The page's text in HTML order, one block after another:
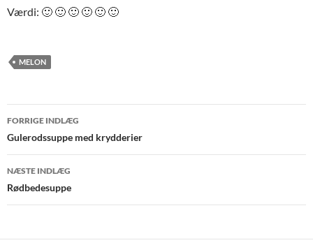
Værdi: 🙂 🙂 🙂 🙂 🙂 🙂
MELON
Indlægsnavigation
FORRIGE INDLÆG
Gulerodssuppe med krydderier
NÆSTE INDLÆG
Rødbedesuppe